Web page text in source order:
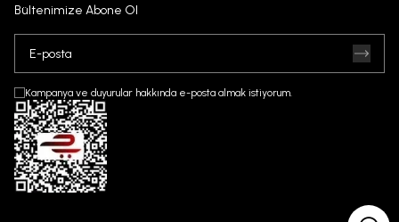
Bültenimize Abone Ol
Kampanya ve duyurular hakkında e-posta almak istiyorum.